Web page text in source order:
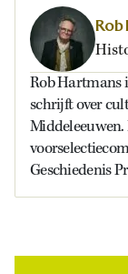
Rob
Rob Hartmans
schrijft over
Geschiedenis